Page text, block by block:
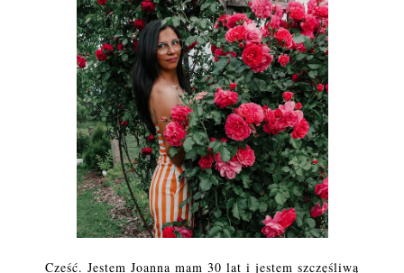
Cześć. Jestem Joanna mam 30 lat i jestem szczęśliwą